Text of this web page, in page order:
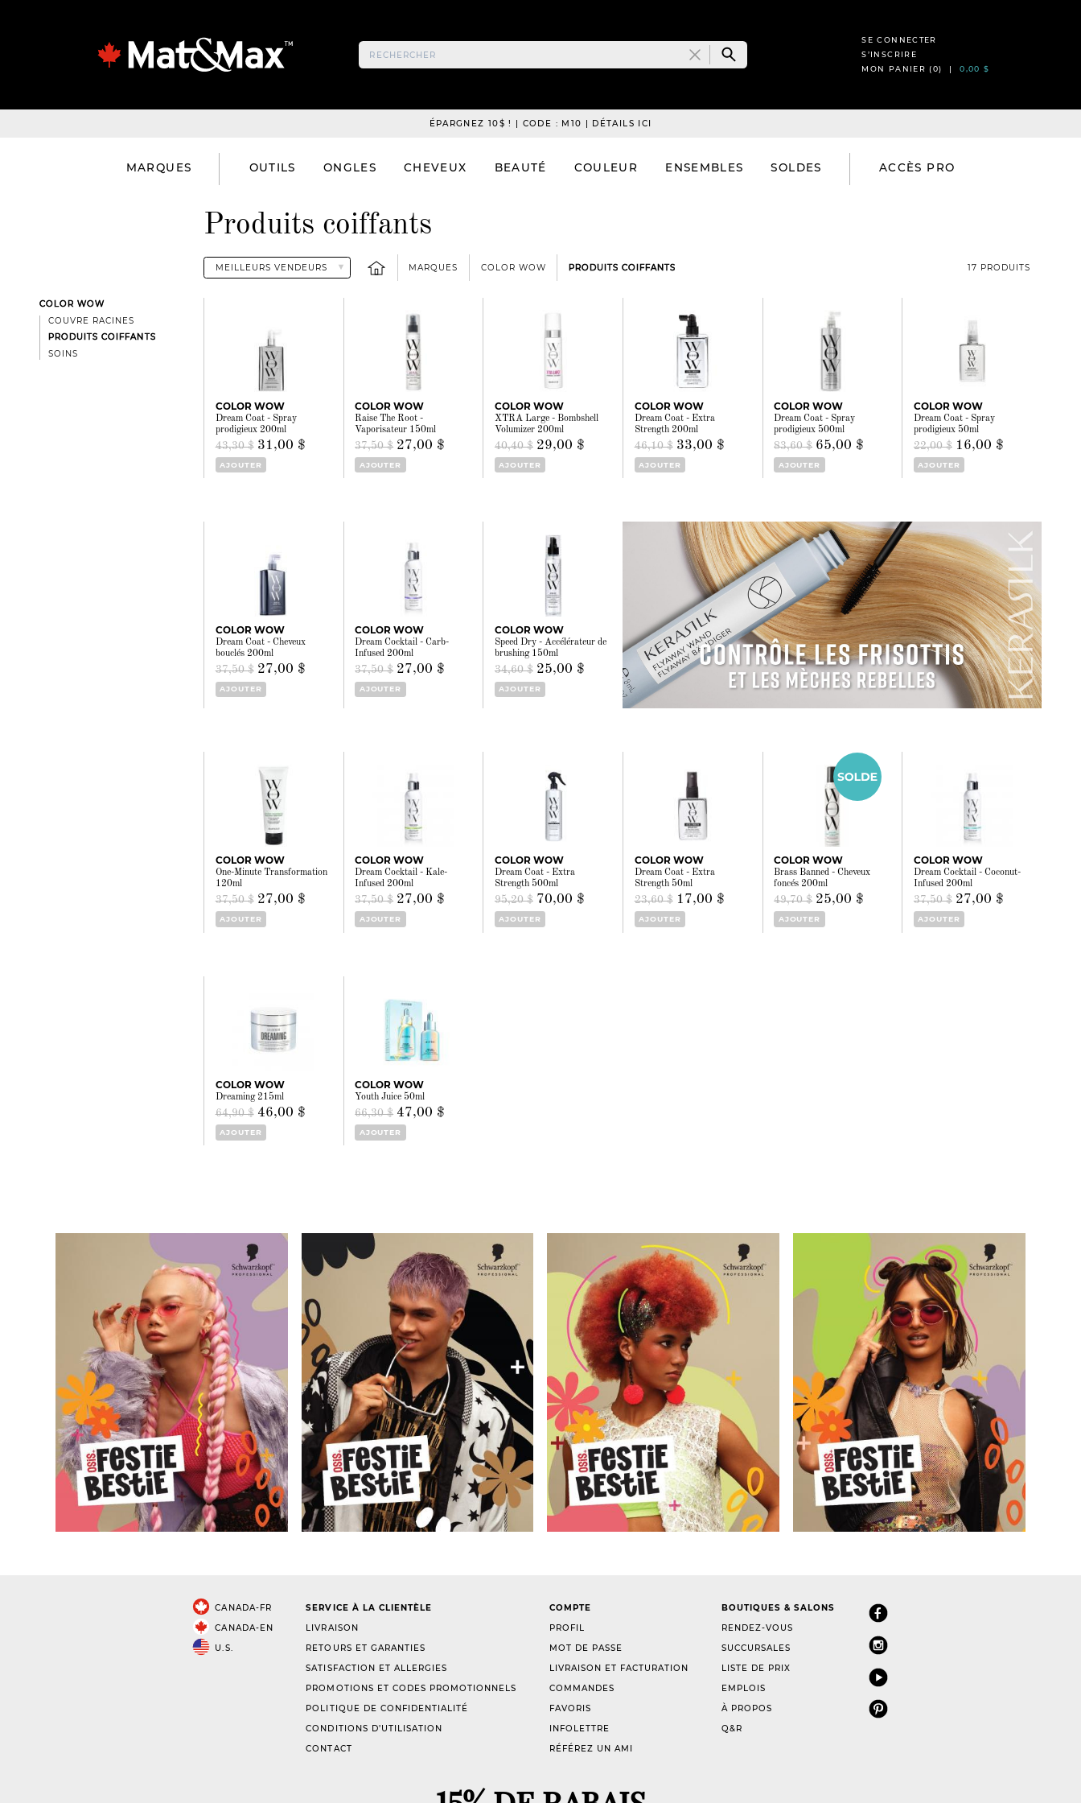
SE CONNECTER
S’INSCRIRE
MON PANIER (0) |0,00 $
ÉPARGNEZ 10$ ! | CODE : M10 | DÉTAILS ICI
MARQUES OUTILS ONGLES CHEVEUX BEAUTÉ COULEUR ENSEMBLES SOLDES ACCÈS PRO
Produits coiffants
MARQUES COLOR WOW PRODUITS COIFFANTS 17 PRODUITS
COLOR WOW
COUVRE RACINES
PRODUITS COIFFANTS
SOINS
COLOR WOW
Dream Coat - Spray
prodigieux 200ml
43,30 $ 31,00 $
AJOUTER
COLOR WOW
Raise The Root -
Vaporisateur 150ml
37,50 $ 27,00 $
AJOUTER
COLOR WOW
XTRA Large - Bombshell
Volumizer 200ml
40,40 $ 29,00 $
AJOUTER
COLOR WOW
Dream Coat - Extra
Strength 200ml
46,10 $ 33,00 $
AJOUTER
COLOR WOW
Dream Coat - Spray
prodigieux 500ml
83,60 $ 65,00 $
AJOUTER
COLOR WOW
Dream Coat - Spray
prodigieux 50ml
22,00 $ 16,00 $
AJOUTER
COLOR WOW
Dream Coat - Cheveux
bouclés 200ml
37,50 $ 27,00 $
AJOUTER
COLOR WOW
Dream Cocktail - Carb-
Infused 200ml
37,50 $ 27,00 $
AJOUTER
COLOR WOW
Speed Dry - Accélérateur de
brushing 150ml
34,60 $ 25,00 $
AJOUTER
COLOR WOW
One-Minute Transformation
120ml
37,50 $ 27,00 $
AJOUTER
COLOR WOW
Dream Cocktail - Kale-
Infused 200ml
37,50 $ 27,00 $
AJOUTER
COLOR WOW
Dream Coat - Extra
Strength 500ml
95,20 $ 70,00 $
AJOUTER
COLOR WOW
Dream Coat - Extra
Strength 50ml
23,60 $ 17,00 $
AJOUTER
COLOR WOW
Brass Banned - Cheveux
foncés 200ml
49,70 $ 25,00 $
AJOUTER
COLOR WOW
Dream Cocktail - Coconut-
Infused 200ml
37,50 $ 27,00 $
AJOUTER
COLOR WOW
Dreaming 215ml
64,90 $ 46,00 $
AJOUTER
COLOR WOW
Youth Juice 50ml
66,30 $ 47,00 $
AJOUTER
CANADA-FR
CANADA-EN
U.S.
SERVICE À LA CLIENTÈLE
LIVRAISON
RETOURS ET GARANTIES
SATISFACTION ET ALLERGIES
PROMOTIONS ET CODES PROMOTIONNELS
POLITIQUE DE CONFIDENTIALITÉ
CONDITIONS D’UTILISATION
CONTACT
COMPTE
PROFIL
MOT DE PASSE
LIVRAISON ET FACTURATION
COMMANDES
FAVORIS
INFOLETTRE
RÉFÉREZ UN AMI
BOUTIQUES & SALONS
RENDEZ-VOUS
SUCCURSALES
LISTE DE PRIX
EMPLOIS
À PROPOS
Q&R